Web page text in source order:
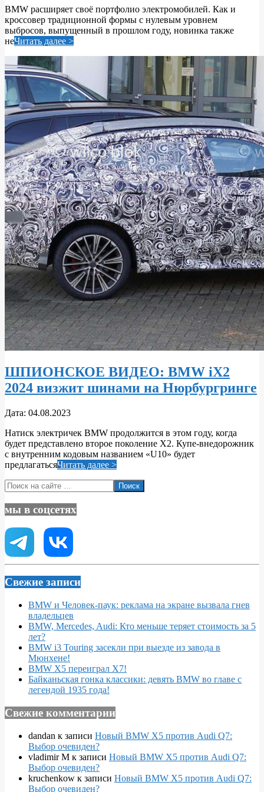
11
BMW расширяет своё портфолио электромобилей. Как и
кроссовер традиционной формы с нулевым уровнем
выбросов, выпущенный в прошлом году, новинка также
неЧитать далее >
ШПИОНСКОЕ ВИДЕО: BMW iX2
2024 визжит шинами на Нюрбургринге
2023-
04
Дата: 04.08.2023
Натиск электричек BMW продолжится в этом году, когда
будет представлено второе поколение X2. Купе-внедорожник
с внутренним кодовым названием «U10» будет
предлагатьсяЧитать далее >
Поиск
мы в соцсетях
Свежие записи
BMW и Человек-паук: реклама на экране вызвала гнев
владельцев
BMW, Mercedes, Audi: Кто меньше теряет стоимость за 5
лет?
BMW i3 Touring засекли при выезде из завода в
Мюнхене!
BMW X5 переиграл X7!
Байканьская гонка классики: девять BMW во главе с
легендой 1935 года!
Свежие комментарии
dandan к записи Новый BMW X5 против Audi Q7:
Выбор очевиден?
vladimir M к записи Новый BMW X5 против Audi Q7:
Выбор очевиден?
kruchenkow к записи Новый BMW X5 против Audi Q7:
Выбор очевиден?